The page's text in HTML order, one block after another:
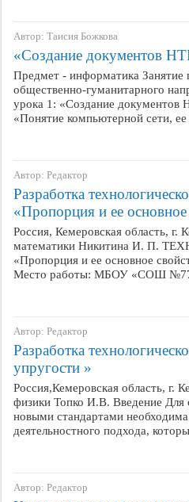
Автор: Таисия Божкова
«Создание документов
Предмет - информатика Занятие
общественно-гуманитарного
урока 1: «Создание документов
«Понятие компьютерной сети,
Автор: Редактор
Разработка
«Пропорция и ее основное
Россия, Кемеровская область,
математики Никитина И. П.
«Пропорция и ее основное
Место работы: МБОУ «СОШ
Автор: Редактор
Разработка
упругости »
Россия,Кемеровская область,
физики Топко И.В. Введение Для
новыми стандартами
деятельностного подхода,
Автор: Редактор